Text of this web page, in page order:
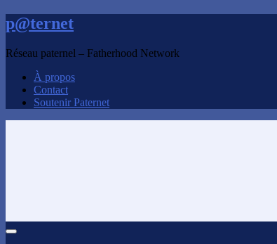
p@ternet
Réseau paternel – Fatherhood Network
À propos
Contact
Soutenir Paternet